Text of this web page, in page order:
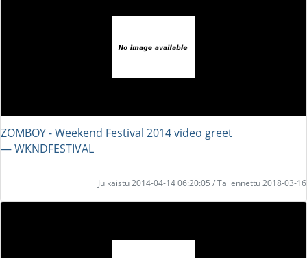
ZOMBOY - Weekend Festival 2014 video greet
― WKNDFESTIVAL
Julkaistu 2014-04-14 06:20:05 / Tallennettu 2018-03-16